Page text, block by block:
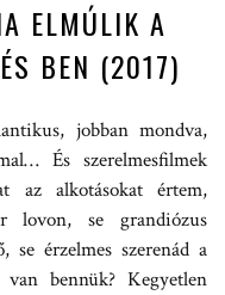
ELMÚLIK A
BEN (2017)
jobban mondva,
És szerelmesfilmek
alkotásokat értem,
lovon, se grandiózus
se érzelmes szerenád a
bennük? Kegyetlen